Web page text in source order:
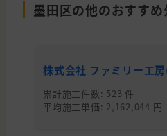
千葉県
松戸市
外壁
東京都
墨田区
外壁
東京都
大田区
墨田区の他のおすす
株式会社 ファミリー工
累計施工件数: 523 件
平均施工単価: 2,162,044 円